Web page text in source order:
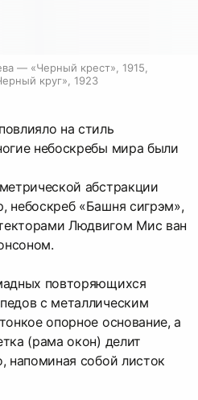
— «Черный крест», 1915,
круг», 1923
на стиль
небоскребы мира были
абстракции
небоскреб «Башня сигрэм»,
Людвигом Мис ван
повторяющихся
с металлическим
опорное основание, а
(рама окон) делит
напоминая собой листок